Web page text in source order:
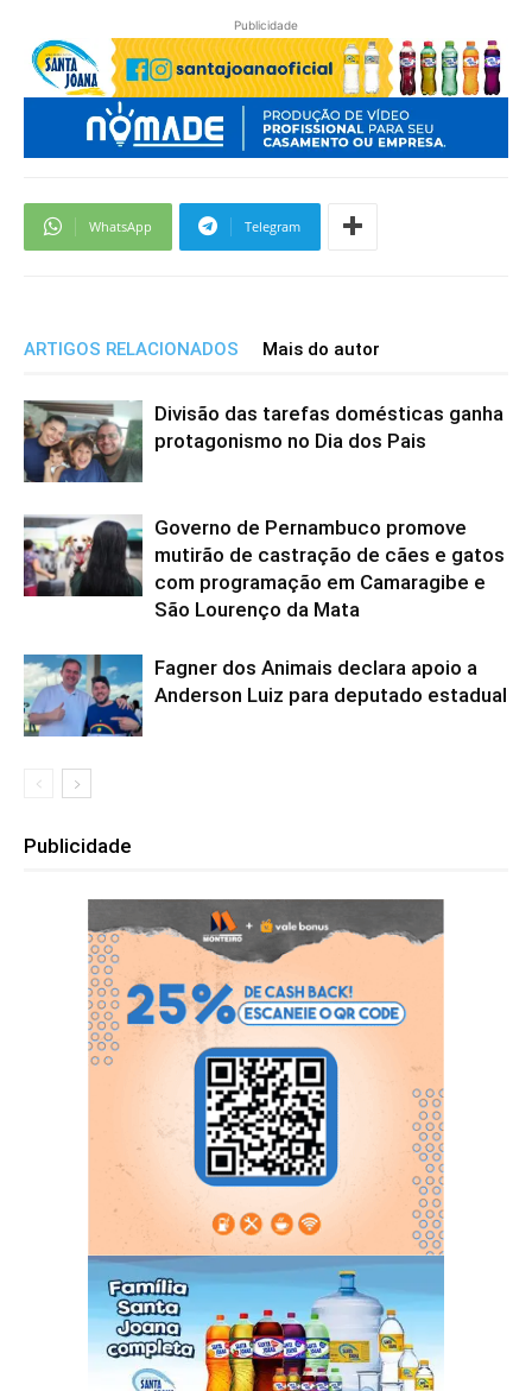
Publicidade
WhatsApp Telegram
ARTIGOS RELACIONADOS Mais do autor
Divisão das tarefas domésticas ganha
protagonismo no Dia dos Pais
Governo de Pernambuco promove
mutirão de castração de cães e gatos
com programação em Camaragibe e
São Lourenço da Mata
Fagner dos Animais declara apoio a
Anderson Luiz para deputado estadual
Publicidade